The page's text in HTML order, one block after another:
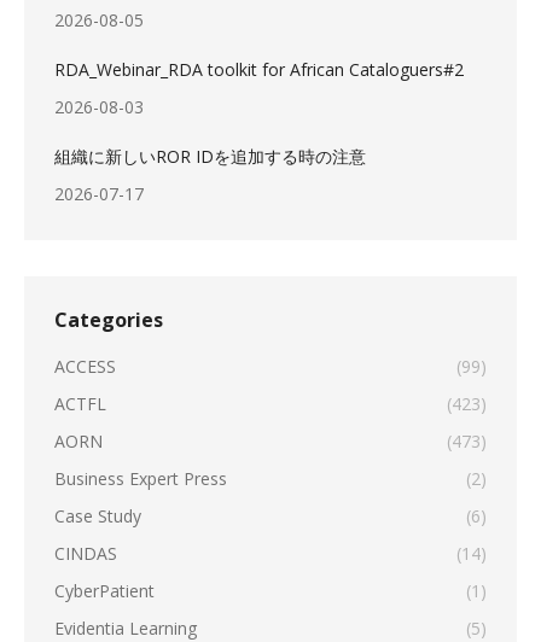
2026-08-05
RDA_Webinar_RDA toolkit for African Cataloguers#2
2026-08-03
組織に新しいROR IDを追加する時の注意
2026-07-17
Categories
ACCESS
(99)
ACTFL
(423)
AORN
(473)
Business Expert Press
(2)
Case Study
(6)
CINDAS
(14)
CyberPatient
(1)
Evidentia Learning
(5)